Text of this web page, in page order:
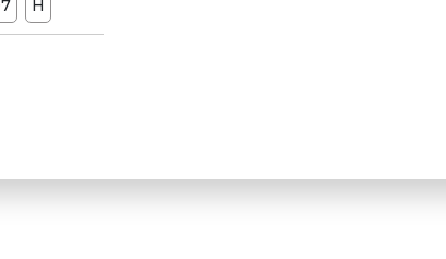
97 H